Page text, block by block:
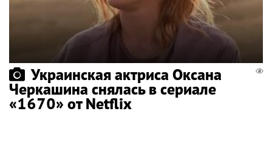
Украинская актриса Оксана
Черкашина снялась в сериале
«1670» от Netflix